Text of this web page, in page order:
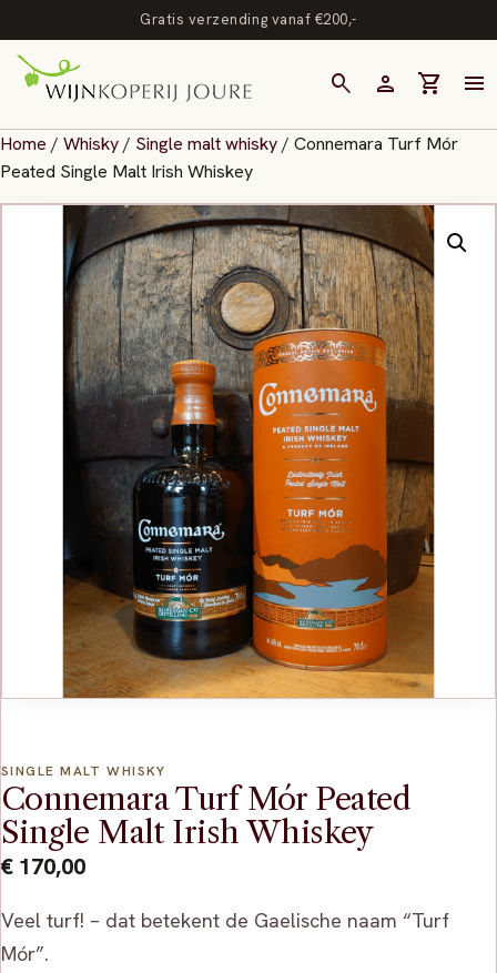
Gratis verzending vanaf €200,-
search person shopping_cart menu
Home / Whisky/ Single malt whisky/ Connemara Turf Mór
Peated Single Malt Irish Whiskey
SINGLE MALT WHISKY
Connemara Turf Mór Peated
Single Malt Irish Whiskey
€ 170,00
Veel turf! – dat betekent de Gaelische naam “Turf
Mór”.